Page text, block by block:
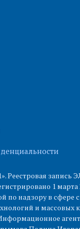
Реестровая запись
1 марта
по надзору в сфере
и массовых